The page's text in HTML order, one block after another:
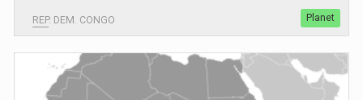
REP. DEM. CONGO Planet